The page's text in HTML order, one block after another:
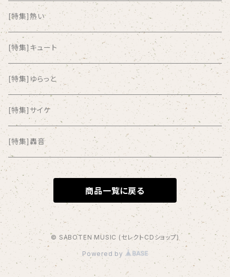
Amia Calva
Amsterdamned
ANYO
And Summer Club
anticlockwise
Aysula
Bad Operation
Bagus!
BBBBBBB
[特集]熱い
[特集]キュート
[特集]ゆらっと
[特集]サイケ
[特集]轟音
商品一覧に戻る
© SABOTEN MUSIC (セレクトCDショップ)
Powered by